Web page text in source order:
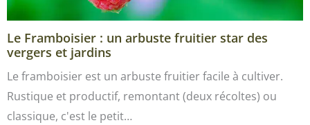
Le Framboisier : un arbuste fruitier star des
vergers et jardins
Le framboisier est un arbuste fruitier facile à cultiver.
Rustique et productif, remontant (deux récoltes) ou
classique, c'est le petit…